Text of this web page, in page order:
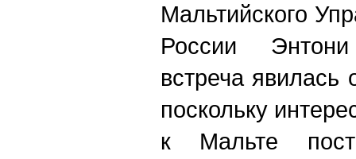
Мальтийского
России
встреча явилась
поскольку
к Мальте